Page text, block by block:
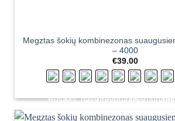
Megztas šokių kombinezonas
– 4000
€39.00